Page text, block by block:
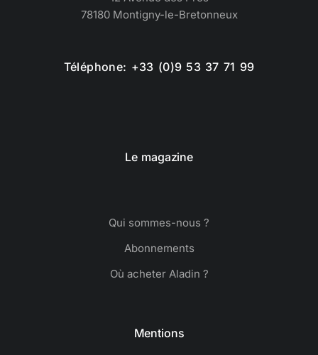
78180 Montigny-le-Bretonneux
Téléphone: +33 (0)9 53 37 71 99
Le magazine
Qui sommes-nous ?
Abonnements
Où acheter Aladin ?
Mentions